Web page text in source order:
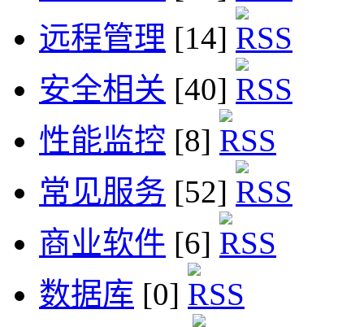
远程管理 [14]
安全相关 [40]
性能监控 [8]
常见服务 [52]
商业软件 [6]
数据库 [0]